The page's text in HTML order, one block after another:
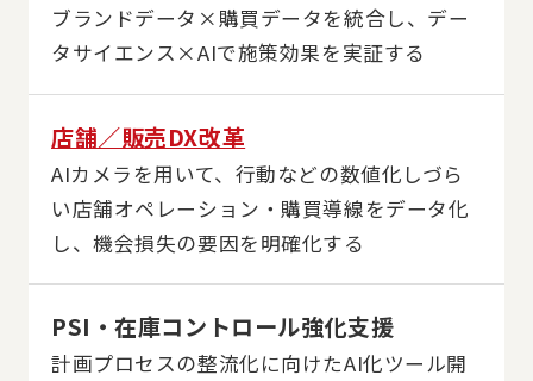
ブランドデータ×購買データを統合し、デー
タサイエンス×AIで施策効果を実証する
店舗／販売DX改革
AIカメラを用いて、行動などの数値化しづら
い店舗オペレーション・購買導線をデータ化
し、機会損失の要因を明確化する
PSI・在庫コントロール強化支援
計画プロセスの整流化に向けたAI化ツール開